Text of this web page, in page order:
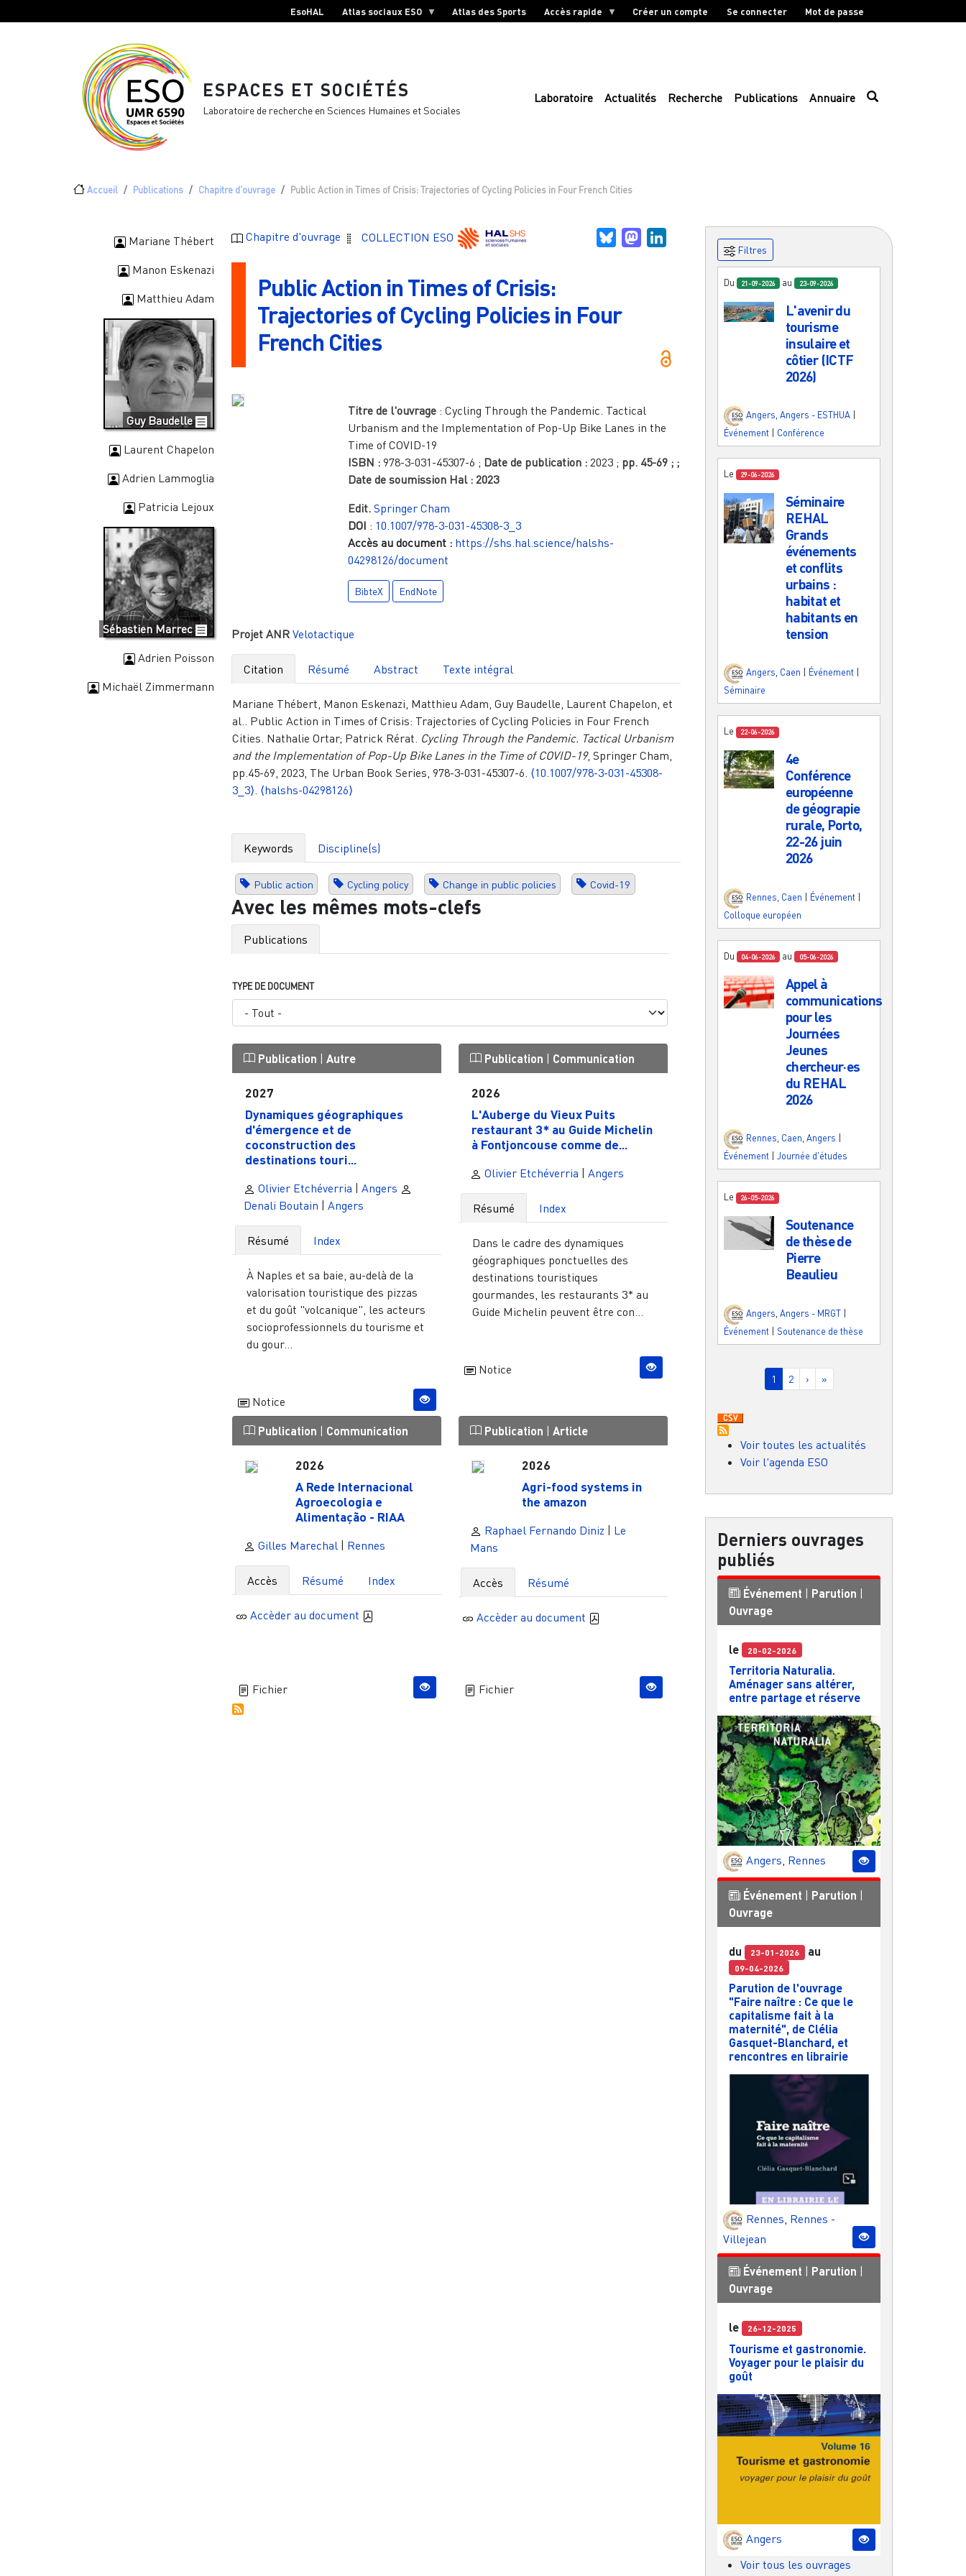
EsoHAL Atlas sociaux ESO Atlas des Sports Accès rapide Créer un compte Se connecter Mot de passe
ESPACES ET SOCIÉTÉS
Laboratoire de recherche en Sciences Humaines et Sociales
Laboratoire Actualités Recherche Publications Annuaire
Fil d'Ariane
Accueil Publications Chapitre d'ouvrage Public Action in Times of Crisis: Trajectories of Cycling Policies in Four French Cities
Mariane Thébert
Manon Eskenazi
Matthieu Adam
Guy Baudelle
Laurent Chapelon
Adrien Lammoglia
Patricia Lejoux
Sébastien Marrec
Adrien Poisson
Michaël Zimmermann
Chapitre d'ouvrage COLLECTION ESO BlueskyMastodon
Public Action in Times of Crisis:
Trajectories of Cycling Policies in Four
French Cities
Titre de l'ouvrage: Cycling Through the Pandemic. Tactical
Urbanism and the Implementation of Pop-Up Bike Lanes in the
Time of COVID-19
ISBN : 978-3-031-45307-6 ; Date de publication : 2023 ; pp. 45-69 ; ;
Date de soumission Hal : 2023
Edit. Springer Cham
DOI : 10.1007/978-3-031-45308-3_3
Accès au document : https://shs.hal.science/halshs-
04298126/document
BibteX EndNote
Projet ANR Velotactique
Citation Résumé Abstract Texte intégral
Mariane Thébert, Manon Eskenazi, Matthieu Adam, Guy Baudelle, Laurent Chapelon, et
al.. Public Action in Times of Crisis: Trajectories of Cycling Policies in Four French
Cities. Nathalie Ortar; Patrick Rérat. Cycling Through the Pandemic. Tactical Urbanism
and the Implementation of Pop-Up Bike Lanes in the Time of COVID-19, Springer Cham,
pp.45-69, 2023, The Urban Book Series, 978-3-031-45307-6. ⟨10.1007/978-3-031-45308-
3_3⟩ ⟨halshs-04298126⟩
Keywords Discipline(s)
Public action Cycling policy Change in public policies Covid-19
Avec les mêmes mots-clefs
Publications
TYPE DE DOCUMENT
Publication |Autre
2027
Dynamiques géographiques
d'émergence et de
coconstruction des
destinations touri...
Olivier Etchéverria |Angers
Denali Boutain |Angers
Résumé Index
À Naples et sa baie, au-delà de la
valorisation touristique des pizzas
et du goût "volcanique", les acteurs
socioprofessionnels du tourisme et
du gour...
Notice
Publication | Communication
2026
L'Auberge du Vieux Puits
restaurant 3* au Guide Michelin
à Fontjoncouse comme de...
Olivier Etchéverria |Angers
Résumé Index
Dans le cadre des dynamiques
géographiques ponctuelles des
destinations touristiques
gourmandes, les restaurants 3* au
Guide Michelin peuvent être con...
Notice
Publication | Communication
2026
A Rede Internacional
Agroecologia e
Alimentação - RIAA
Gilles Marechal Rennes
Accès Résumé Index
Accèder au document
Fichier
Publication |Article
2026
Agri-food systems in
the amazon
Raphael Fernando Diniz
Le
Mans
Accès Résumé
Accèder au document
Fichier
Filtres
Du 21-09-2026 au 23-09-2026
L'avenir du
tourisme
insulaire et
côtier (ICTF
2026)
Angers Angers - ESTHUA
Événement
Conférence
Le 29-06-2026
Séminaire
REHAL
Grands
événements
et conflits
urbains :
habitat et
habitants en
tension
Angers, Caen Événement
Séminaire
Le 22-06-2026
4e
Conférence
européenne
de géograpie
rurale, Porto,
22-26 juin
2026
Rennes Caen Événement
Colloque européen
Du 04-06-2026 au 05-06-2026
Appel à
communications
pour les
Journées
Jeunes
chercheur·es
du REHAL
2026
Rennes, Caen, Angers
Événement
Journée d'études
Le 26-05-2026
Soutenance
de thèse de
Pierre
Beaulieu
Angers Angers - MRGT
Événement | Soutenance de thèse
Pagination
Page courante
1 Page
2 Page suivante
› Dernière page
»
Voir toutes les actualités
Voir l'agenda ESO
Derniers ouvrages
publiés
Événement | Parution |
Ouvrage
le 20-02-2026
Territoria Naturalia.
Aménager sans altérer,
entre partage et réserve
Angers, Rennes
Événement Parution
Ouvrage
du 23-01-2026 au
09-04-2026
Parution de l'ouvrage
"Faire naître : Ce que le
capitalisme fait à la
maternité", de Clélia
Gasquet-Blanchard, et
rencontres en librairie
Rennes, Rennes -
Villejean
Événement Parution
Ouvrage
le 26-12-2025
Tourisme et gastronomie.
Voyager pour le plaisir du
goût
Angers
Voir tous les ouvrages